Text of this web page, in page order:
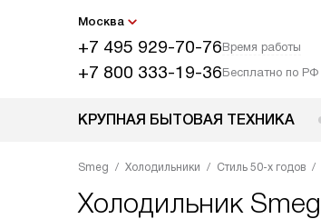
Москва
+7 495 929-70-76Время работы
+7 800 333-19-36Бесплатно по РФ
КРУПНАЯ БЫТОВАЯ ТЕХНИКА
Smeg Холодильники Стиль 50-х годов
Холодильник